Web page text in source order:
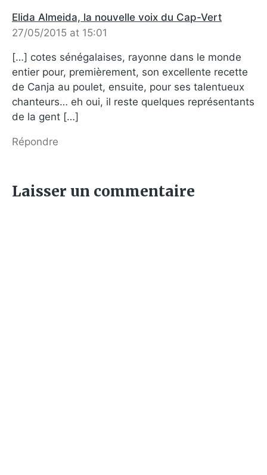
Elida Almeida, la nouvelle voix du Cap-Vert
27/05/2015 at 15:01
[…] cotes sénégalaises, rayonne dans le monde
entier pour, premièrement, son excellente recette
de Canja au poulet, ensuite, pour ses talentueux
chanteurs… eh oui, il reste quelques représentants
de la gent […]
Répondre
Laisser un commentaire